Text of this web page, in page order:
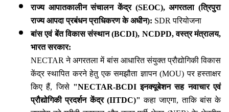
राज्य आपातकालीन संचालन केंद्र (SEOC), अगरतला (त्रिपुरा
राज्य आपदा प्रबंधन प्राधिकरण के अधीन): SDR परियोजना
बांस एवं बेंत विकास संस्थान (BCDI), NCDPD, वस्त्र मंत्रालय,
भारत सरकार:
NECTAR ने अगरतला में बांस आधारित संयुक्त प्रौद्योगिकी विकास
केंद्र स्थापित करने हेतु एक समझौता ज्ञापन (MOU) पर हस्ताक्षर
किए हैं, जिसे "NECTAR-BCDI इनक्यूबेशन सह नवाचार एवं
प्रौद्योगिकी प्रदर्शन केंद्र (IITDC)" कहा जाएगा, ताकि बांस के